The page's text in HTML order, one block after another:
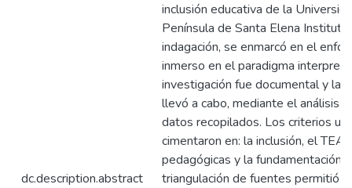
dc.description.abstract
inclusión educativa de la
Península de Santa Elena
indagación, se enmarcó en el
inmerso en el paradigma
investigación fue documental y la
llevó a cabo, mediante el análisis
datos recopilados. Los criterios
cimentaron en: la inclusión, el
pedagógicas y la fundamentación
triangulación de fuentes permitió